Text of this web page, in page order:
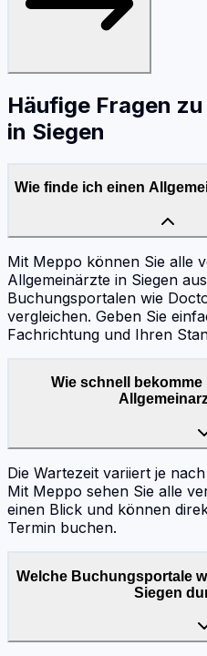
Häufige Fragen zu
in Siegen
Wie finde ich einen
Mit Meppo können Sie alle
Allgemeinärzte in Siegen
Buchungsportalen wie
vergleichen. Geben Sie
Fachrichtung und Ihren
Wie schnell
Die Wartezeit variiert je
Mit Meppo sehen Sie alle
einen Blick und können
Termin buchen.
Welche Buchungsportale
Siegen